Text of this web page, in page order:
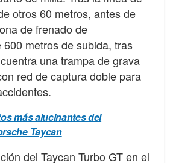
otros 60 metros, antes de
de frenado de
600 metros de subida, tras
unatrampa de grava
red de captura doble para
más alucinantes del
Taycan
del Taycan Turbo GT en el